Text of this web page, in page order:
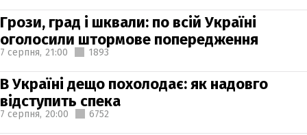
Грози, град і шквали: по всій Україні
оголосили штормове попередження
7 серпня, 21:00 1893
В Україні дещо похолодає: як надовго
відступить спека
7 серпня, 20:00 6752